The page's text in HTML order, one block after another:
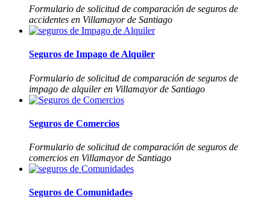
Formulario de solicitud de comparación de seguros de
accidentes en Villamayor de Santiago
Seguros de Impago de Alquiler
Formulario de solicitud de comparación de seguros de
impago de alquiler en Villamayor de Santiago
Seguros de Comercios
Formulario de solicitud de comparación de seguros de
comercios en Villamayor de Santiago
Seguros de Comunidades